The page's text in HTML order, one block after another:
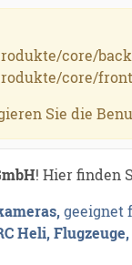
core/
core/
Sie die
! Hier finden
geeignet
Heli,